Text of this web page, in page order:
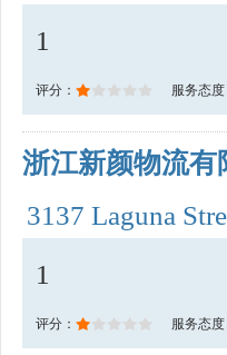
1
评分： 服务态度
浙江新颜物流有
3137 Laguna
1
评分： 服务态度